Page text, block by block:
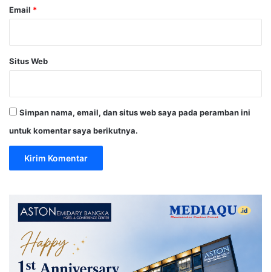
Email *
Situs Web
Simpan nama, email, dan situs web saya pada peramban ini
untuk komentar saya berikutnya.